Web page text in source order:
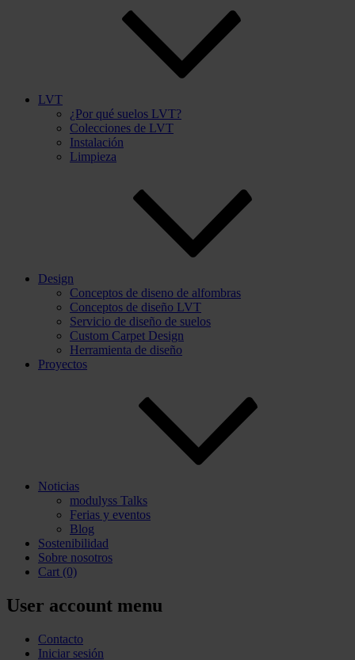
LVT
¿Por qué suelos LVT?
Colecciones de LVT
Instalación
Limpieza
Design
Conceptos de diseno de alfombras
Conceptos de diseño LVT
Servicio de diseño de suelos
Custom Carpet Design
Herramienta de diseño
Proyectos
Noticias
modulyss Talks
Ferias y eventos
Blog
Sostenibilidad
Sobre nosotros
Cart (0)
User account menu
Contacto
Iniciar sesión